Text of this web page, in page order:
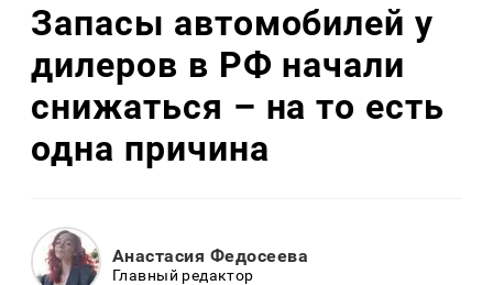
Запасы автомобилей у
дилеров в РФ начали
снижаться – на то есть
одна причина
Анастасия Федосеева
Главный редактор